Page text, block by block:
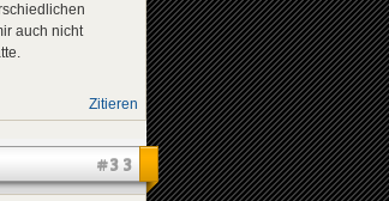
auch nicht
Zitieren
#33